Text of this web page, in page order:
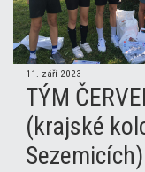
11. září 2023
TÝM
(krajské